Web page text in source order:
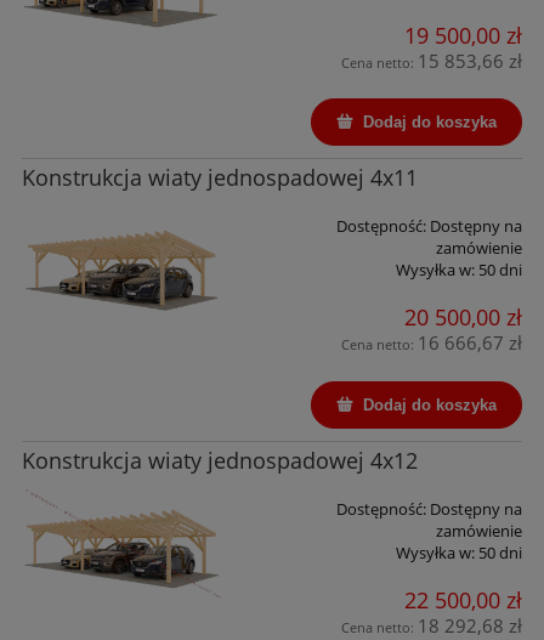
19 500,00 zł
Cena netto: 15 853,66 zł
Dodaj do koszyka
Konstrukcja wiaty jednospadowej 4x11
Dostępność: Dostępny na
zamówienie
Wysyłka w: 50 dni
20 500,00 zł
Cena netto: 16 666,67 zł
Dodaj do koszyka
Konstrukcja wiaty jednospadowej 4x12
Dostępność: Dostępny na
zamówienie
Wysyłka w: 50 dni
22 500,00 zł
Cena netto: 18 292,68 zł